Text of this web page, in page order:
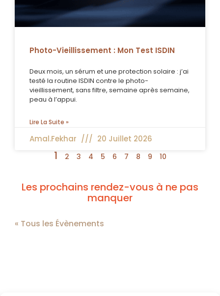
Photo-Vieillissement : Mon Test ISDIN
Deux mois, un sérum et une protection solaire : j’ai
testé la routine ISDIN contre le photo-
vieillissement, sans filtre, semaine après semaine,
peau à l’appui.
Lire La Suite »
Amal.fekhar 20 Juillet 2026
1 2 3 4 5 6 7 8 9 10
Les prochains rendez-vous à ne pas
manquer
« Tous les Évènements